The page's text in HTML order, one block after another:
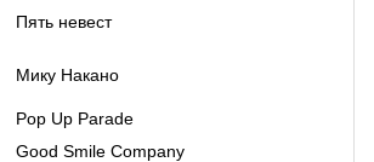
Пять невест
Мику Накано
Pop Up Parade
Good Smile Company